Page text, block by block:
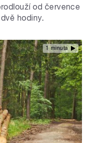
od července
hodiny.
1 minuta